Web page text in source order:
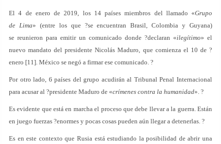
El 4 de enero de 2019, los 14 países miembros del llamado «Grupo
de Lima» (entre los que ?se encuentran Brasil, Colombia y Guyana)
se reunieron para emitir un comunicado donde ?declaran «ilegítimo» el
nuevo mandato del presidente Nicolás Maduro, que comienza el 10 de ?
enero [11]. México se negó a firmar ese comunicado. ?
Por otro lado, 6 países del grupo acudirán al Tribunal Penal Internacional
para acusar al ?presidente Maduro de «crímenes contra la humanidad». ?
Es evidente que está en marcha el proceso que debe llevar a la guerra. Están
en juego fuerzas ?enormes y pocas cosas pueden aún llegar a detenerlas. ?
Es en este contexto que Rusia está estudiando la posibilidad de abrir una